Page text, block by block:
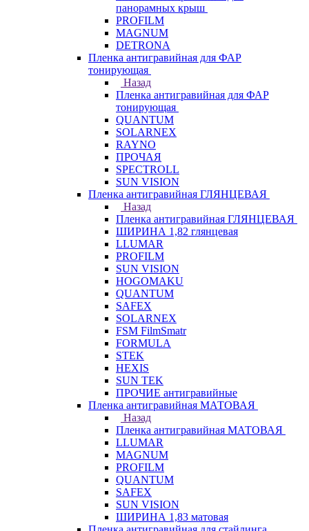
панорамных крыш
PROFILM
MAGNUM
DETRONA
Пленка антигравийная для ФАР
тонирующая
Назад
Пленка антигравийная для ФАР
тонирующая
QUANTUM
SOLARNEX
RAYNO
ПРОЧАЯ
SPECTROLL
SUN VISION
Пленка антигравийная ГЛЯНЦЕВАЯ
Назад
Пленка антигравийная ГЛЯНЦЕВАЯ
ШИРИНА 1,82 глянцевая
LLUMAR
PROFILM
SUN VISION
HOGOMAKU
QUANTUM
SAFEX
SOLARNEX
FSM FilmSmatr
FORMULA
STEK
HEXIS
SUN TEK
ПРОЧИЕ антигравийные
Пленка антигравийная МАТОВАЯ
Назад
Пленка антигравийная МАТОВАЯ
LLUMAR
MAGNUM
PROFILM
QUANTUM
SAFEX
SUN VISION
ШИРИНА 1,83 матовая